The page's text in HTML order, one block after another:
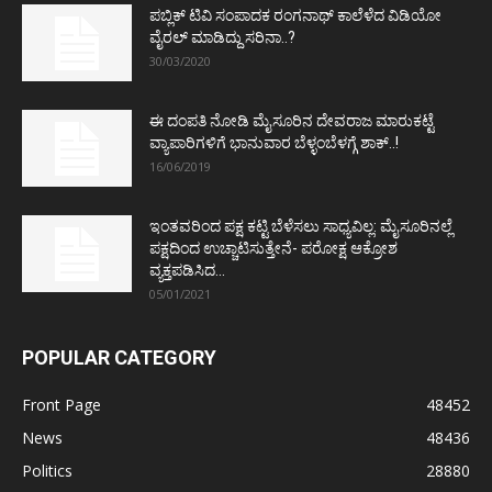
ಪಬ್ಲಿಕ್ ಟಿವಿ ಸಂಪಾದಕ ರಂಗನಾಥ್ ಕಾಲೆಳೆದ ವಿಡಿಯೋ
ವೈರಲ್ ಮಾಡಿದ್ದು ಸರಿನಾ..?
30/03/2020
ಈ ದಂಪತಿ ನೋಡಿ ಮೈಸೂರಿನ ದೇವರಾಜ ಮಾರುಕಟ್ಟೆ
ವ್ಯಾಪಾರಿಗಳಿಗೆ ಭಾನುವಾರ ಬೆಳ್ಳಂಬೆಳಗ್ಗೆ ಶಾಕ್..!
16/06/2019
ಇಂತವರಿಂದ ಪಕ್ಷ ಕಟ್ಟಿ ಬೆಳೆಸಲು ಸಾಧ್ಯವಿಲ್ಲ: ಮೈಸೂರಿನಲ್ಲೆ
ಪಕ್ಷದಿಂದ ಉಚ್ಚಾಟಿಸುತ್ತೇನೆ- ಪರೋಕ್ಷ ಆಕ್ರೋಶ
ವ್ಯಕ್ತಪಡಿಸಿದ...
05/01/2021
POPULAR CATEGORY
Front Page
48452
News
48436
Politics
28880